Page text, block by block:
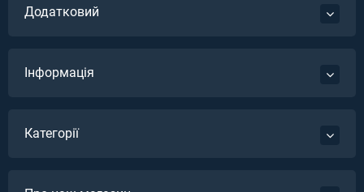
Додатковий
Інформація
Категорії